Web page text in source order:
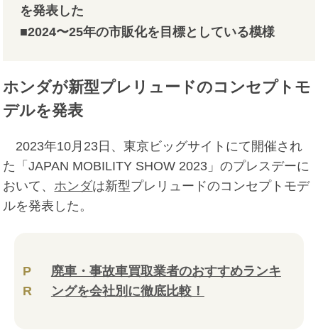
を発表した
■2024〜25年の市販化を目標としている模様
ホンダが新型プレリュードのコンセプトモ
デルを発表
2023年10月23日、東京ビッグサイトにて開催され
た「JAPAN MOBILITY SHOW 2023」のプレスデーに
おいて、 ホンダは新型プレリュードのコンセプトモデ
ルを発表した。
P
R
廃車・事故車買取業者のおすすめランキ
ングを会社別に徹底比較！